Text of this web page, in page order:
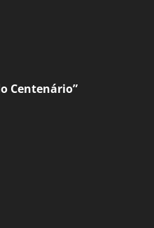
Centenário”